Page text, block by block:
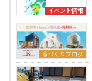
イベント情報
家づくりブログ